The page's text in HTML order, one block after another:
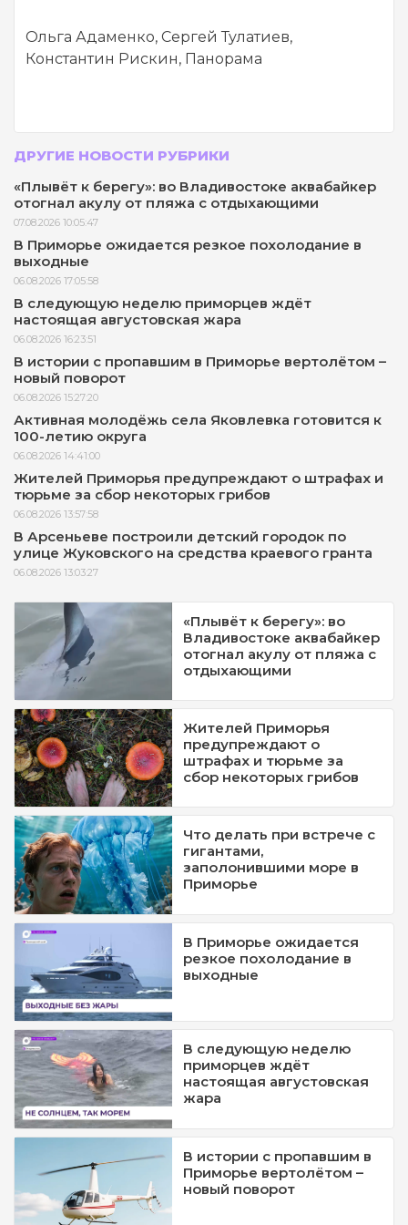
Ольга Адаменко, Сергей Тулатиев,
Константин Рискин, Панорама
ДРУГИЕ НОВОСТИ РУБРИКИ
«Плывёт к берегу»: во Владивостоке аквабайкер
отогнал акулу от пляжа с отдыхающими
07.08.2026 10:05:47
В Приморье ожидается резкое похолодание в
выходные
06.08.2026 17:05:58
В следующую неделю приморцев ждёт
настоящая августовская жара
06.08.2026 16:23:51
В истории с пропавшим в Приморье вертолётом –
новый поворот
06.08.2026 15:27:20
Активная молодёжь села Яковлевка готовится к
100-летию округа
06.08.2026 14:41:00
Жителей Приморья предупреждают о штрафах и
тюрьме за сбор некоторых грибов
06.08.2026 13:57:58
В Арсеньеве построили детский городок по
улице Жуковского на средства краевого гранта
06.08.2026 13:03:27
«Плывёт к берегу»: во
Владивостоке аквабайкер
отогнал акулу от пляжа с
отдыхающими
Жителей Приморья
предупреждают о
штрафах и тюрьме за
сбор некоторых грибов
Что делать при встрече с
гигантами,
заполонившими море в
Приморье
В Приморье ожидается
резкое похолодание в
выходные
В следующую неделю
приморцев ждёт
настоящая августовская
жара
В истории с пропавшим в
Приморье вертолётом –
новый поворот